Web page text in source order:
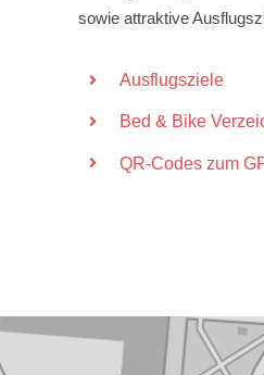
sowie attraktive
Ausflugsziele
Bed & Bike
QR-Codes zum